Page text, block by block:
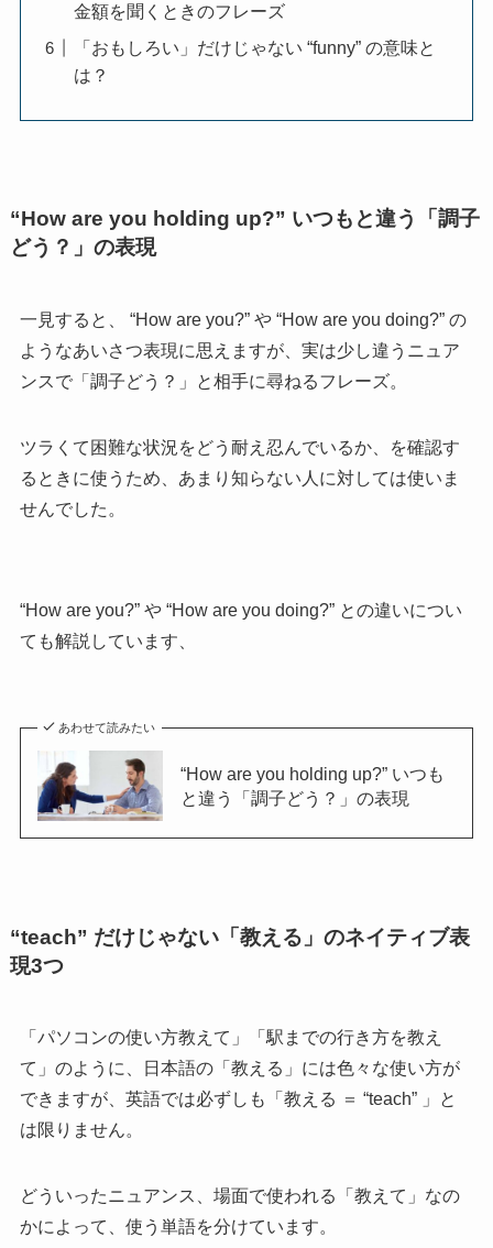
金額を聞くときのフレーズ
「おもしろい」だけじゃない “funny” の意味と
は？
“How are you holding up?” いつもと違う「調子
どう？」の表現
一見すると、 “How are you?” や “How are you doing?” の
ようなあいさつ表現に思えますが、実は少し違うニュア
ンスで「調子どう？」と相手に尋ねるフレーズ。
ツラくて困難な状況をどう耐え忍んでいるか、を確認す
るときに使うため、あまり知らない人に対しては使いま
せんでした。
“How are you?” や “How are you doing?” との違いについ
ても解説しています、
あわせて読みたい
“How are you holding up?” いつも
と違う「調子どう？」の表現
“teach” だけじゃない「教える」のネイティブ表
現3つ
「パソコンの使い方教えて」「駅までの行き方を教え
て」のように、日本語の「教える」には色々な使い方が
できますが、英語では必ずしも「教える ＝ “teach” 」と
は限りません。
どういったニュアンス、場面で使われる「教えて」なの
かによって、使う単語を分けています。